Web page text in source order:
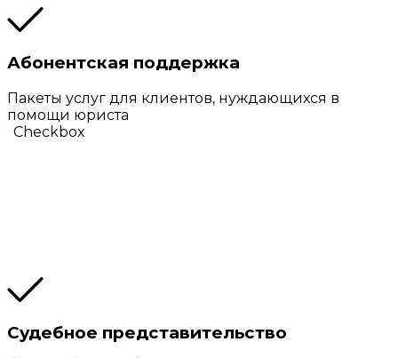
Абонентская поддержка
Пакеты услуг для клиентов, нуждающихся в
помощи юриста
Checkbox
Судебное представительство